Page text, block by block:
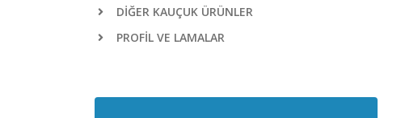
DİĞER KAUÇUK ÜRÜNLER
PROFİL VE LAMALAR